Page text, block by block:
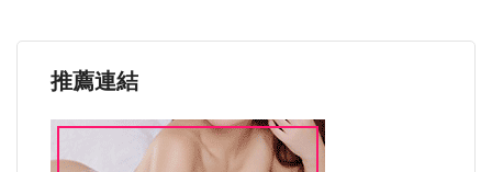
推薦連結